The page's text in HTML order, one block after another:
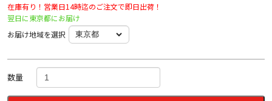
在庫有り！営業日14時迄のご注文で即日出荷！
翌日に東京都にお届け
お届け地域を選択
数量